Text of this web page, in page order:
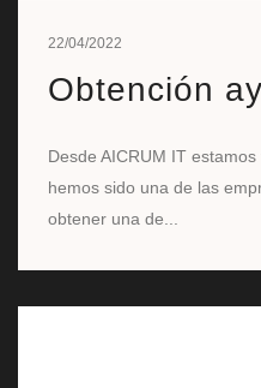
22/04/2022
Obtención
Desde AICRUM IT
hemos sido una de las
obtener una de...